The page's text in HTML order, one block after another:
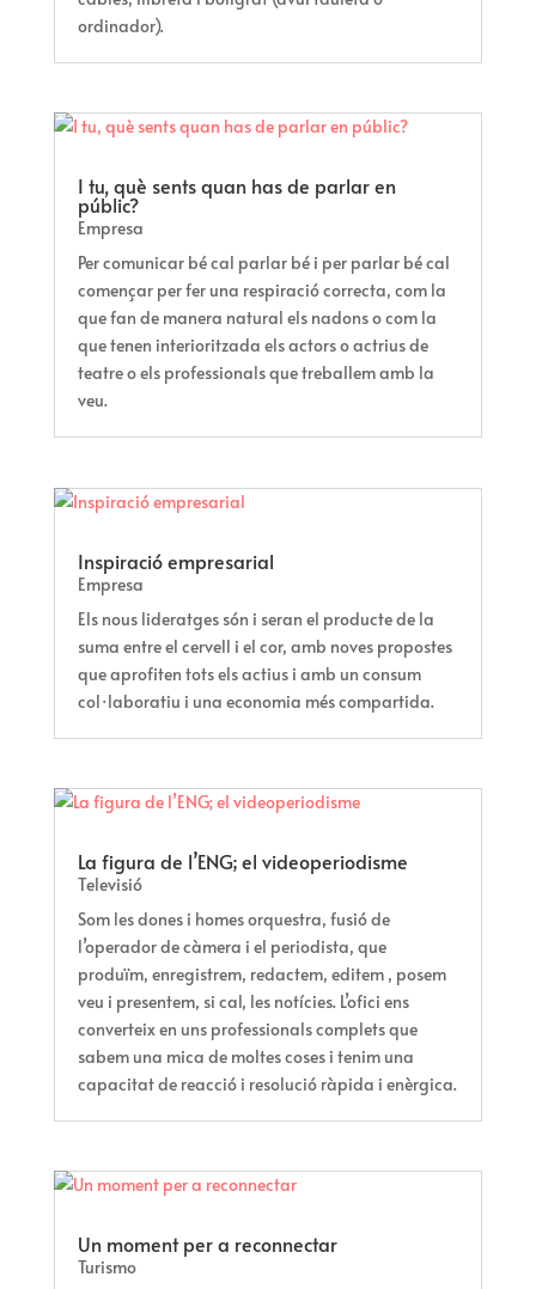
ordinador).
I tu, què sents quan has de parlar en
públic?
Empresa
Per comunicar bé cal parlar bé i per parlar bé cal
començar per fer una respiració correcta, com la
que fan de manera natural els nadons o com la
que tenen interioritzada els actors o actrius de
teatre o els professionals que treballem amb la
veu.
Inspiració empresarial
Empresa
Els nous lideratges són i seran el producte de la
suma entre el cervell i el cor, amb noves propostes
que aprofiten tots els actius i amb un consum
col·laboratiu i una economia més compartida.
La figura de l’ENG; el videoperiodisme
Televisió
Som les dones i homes orquestra, fusió de
l’operador de càmera i el periodista, que
produïm, enregistrem, redactem, editem , posem
veu i presentem, si cal, les notícies. L’ofici ens
converteix en uns professionals complets que
sabem una mica de moltes coses i tenim una
capacitat de reacció i resolució ràpida i enèrgica.
Un moment per a reconnectar
Turismo